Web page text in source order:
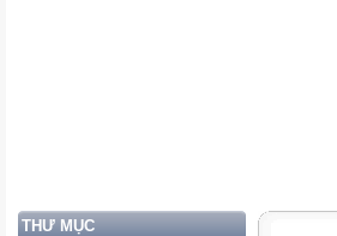
THƯ MỤC